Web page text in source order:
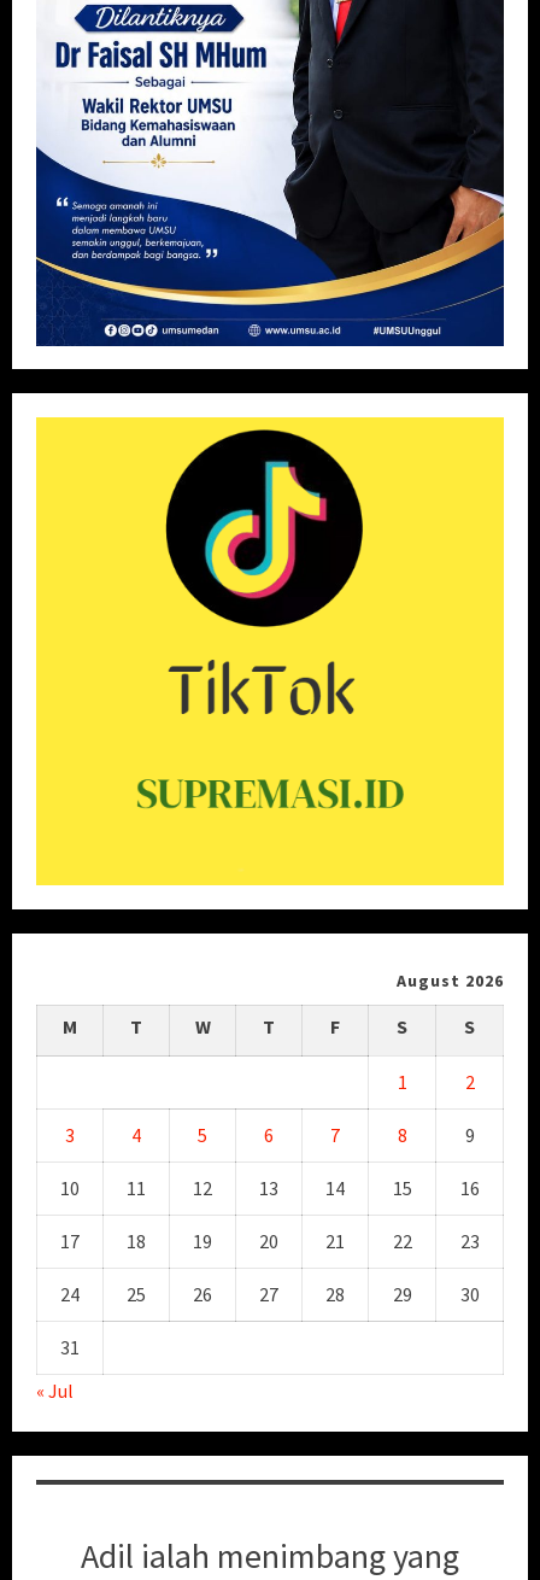
August 2026
M T W T F S S
1 2
3 4 5 6 7 8 9
10 11 12 13 14 15 16
17 18 19 20 21 22 23
24 25 26 27 28 29 30
31
« Jul
Adil ialah menimbang yang